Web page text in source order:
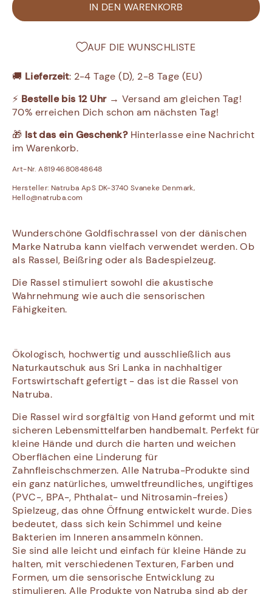
IN DEN WARENKORB
AUF DIE WUNSCHLISTE
🚚 Lieferzeit: 2-4 Tage (D), 2-8 Tage (EU)
⚡ Bestelle bis 12 Uhr→ Versand am gleichen Tag!
70% erreichen Dich schon am nächsten Tag!
🎁 Ist das ein Geschenk? Hinterlasse eine Nachricht
im Warenkorb.
Art-Nr. A8194680848648
Hersteller: Natruba ApS DK-3740 Svaneke Denmark,
Hello@natruba.com
Wunderschöne Goldfischrassel von der dänischen
Marke Natruba kann vielfach verwendet werden. Ob
als Rassel, Beißring oder als Badespielzeug.
Die Rassel stimuliert sowohl die akustische
Wahrnehmung wie auch die sensorischen
Fähigkeiten.
Ökologisch, hochwertig und ausschließlich aus
Naturkautschuk aus Sri Lanka in nachhaltiger
Fortswirtschaft gefertigt - das ist die Rassel von
Natruba.
Die Rassel wird sorgfältig von Hand geformt und mit
sicheren Lebensmittelfarben handbemalt. Perfekt für
kleine Hände und durch die harten und weichen
Oberflächen eine Linderung für
Zahnfleischschmerzen. Alle Natruba-Produkte sind
ein ganz natürliches, umweltfreundliches, ungiftiges
(PVC-, BPA-, Phthalat- und Nitrosamin-freies)
Spielzeug, das ohne Öffnung entwickelt wurde. Dies
bedeutet, dass sich kein Schimmel und keine
Bakterien im Inneren ansammeln können.
Sie sind alle leicht und einfach für kleine Hände zu
halten, mit verschiedenen Texturen, Farben und
Formen, um die sensorische Entwicklung zu
stimulieren. Alle Produkte von Natruba sind ab der